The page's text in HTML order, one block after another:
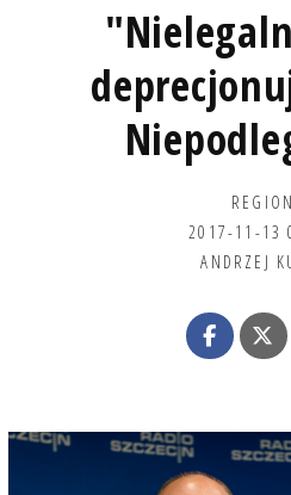
REGION
2017-11-13
ANDRZEJ